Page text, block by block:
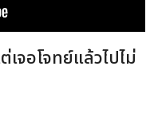
เจอโจทย์แล้วไปไม่